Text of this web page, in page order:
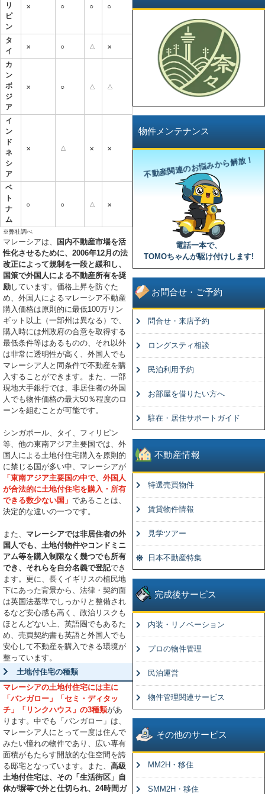
物件メンテナンス
不動産関連のお悩みから解放！
電話一本で、
TOMOちゃんが駆け付けします!
お問合せ・ご予約
問合せ・来店予約
ロングスティ相談
民泊利用予約
お部屋を借りたい方へ
駐在・居住サポートガイド
不動産情報
特選売買物件
賃貸物件情報
見学ツアー
日本不動産特集
完成後サービス
内装・リノベーション
プロの物件管理
民泊運営
物件管理関連サービス
その他のサービス
MM2H・移住
SMM2H・移住
リ
ピ
ン
✕ ○ ○ ○
タ
イ
✕ ○ △ ✕
カ
ン
ボ
ジ
ア
✕ ○ △ △
イ
ン
ド
ネ
シ
ア
✕ △ ✕ ✕
ベ
ト
ナ
ム
○ ○ △ ✕
※弊社調べ
マレーシアは、
国内不動産市場を活
性化させるために、2006年12月の法
改正によって規制を一段と緩和し、
国策で外国人による不動産所有を奨
励しています。価格上昇を防ぐた
め、外国人によるマレーシア不動産
購入価格は原則的に最低100万リン
ギット以上（一部州は異なる）で、
購入時には州政府の合意を取得する
最低条件等はあるものの、それ以外
は非常に透明性が高く、外国人でも
マレーシア人と同条件で不動産を購
入することができます。また、一部
現地大手銀行では、非居住者の外国
人でも物件価格の最大50％程度のロ
ーンを組むことが可能です。
シンガポール、タイ、フィリピン
等、他の東南アジア主要国では、外
国人による土地付住宅購入を原則的
に禁じる国が多い中、マレーシアが
「東南アジア主要国の中で、外国人
が合法的に土地付住宅を購入・所有
できる数少ない国」 であることは、
決定的な違いの一つです。
また、 マレーシアでは非居住者の外
国人でも、土地付物件やコンドミニ
アム等を購入制限なく幾つでも所有
でき、それらを自分名義で登記でき
ます。更に、長くイギリスの植民地
下にあった背景から、法律・契約面
は英国法基準でしっかりと整備され
るなど安心感も高く、政治リスクも
ほとんどない上、英語圏でもあるた
め、売買契約書も英語と外国人でも
安心して不動産を購入できる環境が
整っています。
土地付住宅の種類
マレーシアの土地付住宅には主に
「バンガロー」「セミ・ディタッ
チ」「リンクハウス」の3種類があ
ります。中でも「バンガロー」は、
マレーシア人にとって一度は住んで
みたい憧れの物件であり、広い専有
面積がもたらす開放的な住空間を誇
る邸宅となっています。また、 高級
土地付住宅は、その「生活街区」自
体が塀等で外と仕切られ、24時間ガ